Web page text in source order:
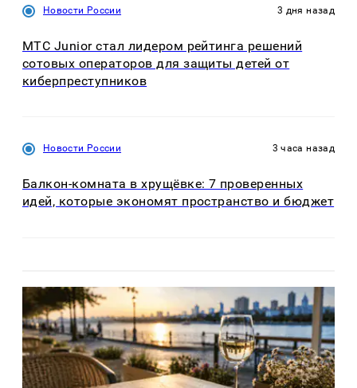
Новости России 3 дня назад
МТС Junior стал лидером рейтинга решений
сотовых операторов для защиты детей от
киберпреступников
Новости России 3 часа назад
Балкон-комната в хрущёвке: 7 проверенных
идей, которые экономят пространство и бюджет